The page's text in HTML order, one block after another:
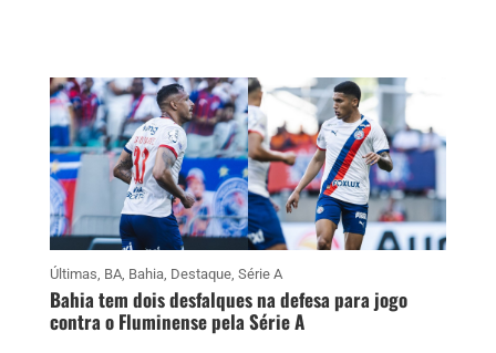
Últimas BA, Bahia Destaque, Série A
Bahia tem dois desfalques na defesa para jogo
contra o Fluminense pela Série A